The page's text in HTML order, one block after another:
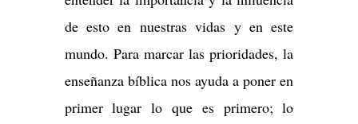
de esto en nuestras vidas y en este
mundo. Para marcar las prioridades, la
enseñanza bíblica nos ayuda a poner en
primer lugar lo que es primero; lo